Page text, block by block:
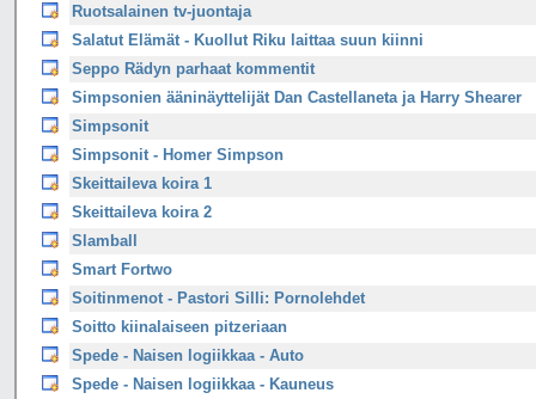
Ruotsalainen tv-juontaja
Salatut Elämät - Kuollut Riku laittaa suun kiinni
Seppo Rädyn parhaat kommentit
Simpsonien ääninäyttelijät Dan Castellaneta ja Harry Shearer
Simpsonit
Simpsonit - Homer Simpson
Skeittaileva koira 1
Skeittaileva koira 2
Slamball
Smart Fortwo
Soitinmenot - Pastori Silli: Pornolehdet
Soitto kiinalaiseen pitzeriaan
Spede - Naisen logiikkaa - Auto
Spede - Naisen logiikkaa - Kauneus